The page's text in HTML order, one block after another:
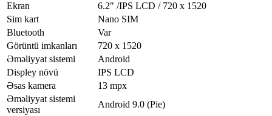
Ekran
6.2" /IPS LCD / 720 x 1520
Sim kart
Nano SIM
Bluetooth
Var
Görüntü imkanları
720 x 1520
Əməliyyat sistemi
Android
Displey növü
IPS LCD
Əsas kamera
13 mpx
Əməliyyat sistemi
versiyası
Android 9.0 (Pie)